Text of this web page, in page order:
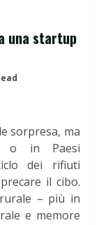
una startup
sorpresa, ma
o in Paesi
dei rifiuti
il cibo.
– più in
e memore